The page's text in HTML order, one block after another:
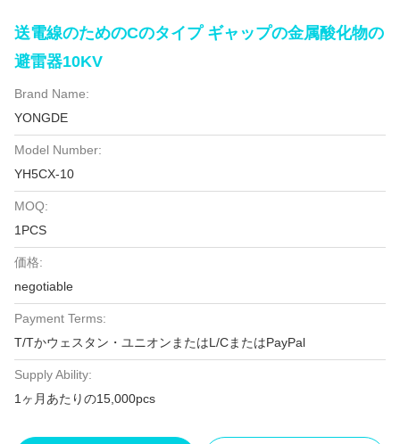
送電線のためのCのタイプ ギャップの金属酸化物の
避雷器10KV
Brand Name:
YONGDE
Model Number:
YH5CX-10
MOQ:
1PCS
価格:
negotiable
Payment Terms:
T/Tかウェスタン・ユニオンまたはL/CまたはPayPal
Supply Ability:
1ヶ月あたりの15,000pcs